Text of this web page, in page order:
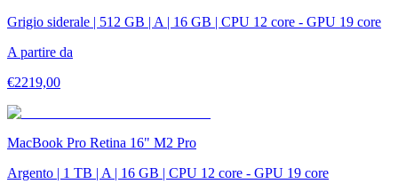
Grigio siderale | 512 GB | A | 16 GB | CPU 12 core - GPU 19 core
A partire da
€2219,00
MacBook Pro Retina 16" M2 Pro
Argento | 1 TB | A | 16 GB | CPU 12 core - GPU 19 core